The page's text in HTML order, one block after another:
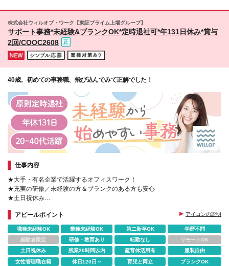
収24万円にUP！ ☆研修期間中（3日間／所定労働時
間7時間）は、下記の通り給与を支給します 【東京
都・神奈川県・埼玉県・千葉県】日給8582円 【愛知
県】日給7980円 【大阪府・兵庫県・京都府】日給
8239円 【北海道】日給7525円 【宮城県】日給7266
円 【福岡県】日給7399円 ※地域により支給金額は異
なります
1 第一生命日比谷ファースト 14階 (変更の範囲)上記を
除く当社関連勤務地
株式会社ウィルオブ・ワーク【東証プライム上場グループ】
サポート事務*未経験&ブランクOK*定時退社可*年131日休み*賞与
2回/COOC2608
40歳。初めての事務職、飛び込んでみて正解でした！
仕事内容
★大手・有名企業で活躍するオフィスワーク！
★充実の研修／未経験の方＆ブランクのある方も安心
★土日祝休み
★有給休暇取得率80％以上
★定着率95％
アピールポイント アイコンの説明
職種未経験OK 業種未経験OK 第二新卒OK
学歴不問
経験者限定
研修・教育あり 転勤なし
リモートOK
土日祝休み
残業20時間以内 産育休活用有
服装自由
女性管理職在籍
休日120日～ 育児と両立 ブランクOK